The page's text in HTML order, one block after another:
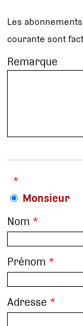
Les
courante sont
Remarque
*
Monsieur
Nom *
Prénom *
Adresse *